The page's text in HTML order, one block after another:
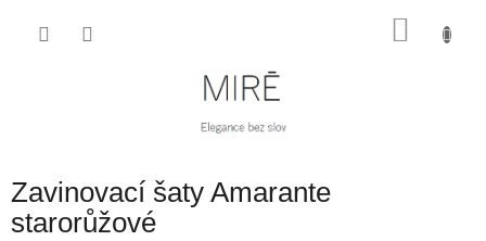
Zavinovací šaty Amarante
starorůžové